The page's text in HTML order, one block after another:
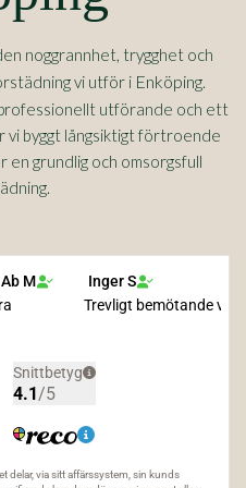
noggrannhet, trygghet och
vi utför i Enköping
utförande och ett
vi byggt långsiktigt förtroende
grundlig och omsorgsfull